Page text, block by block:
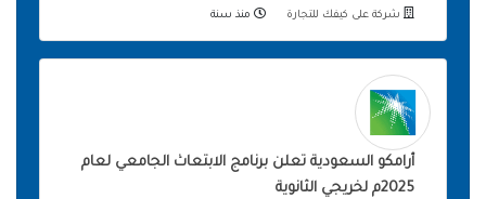
شركة على كيفك للتجارة منذ سنة
أرامكو السعودية تعلن برنامج الابتعاث الجامعي لعام
2025م لخريجي الثانوية